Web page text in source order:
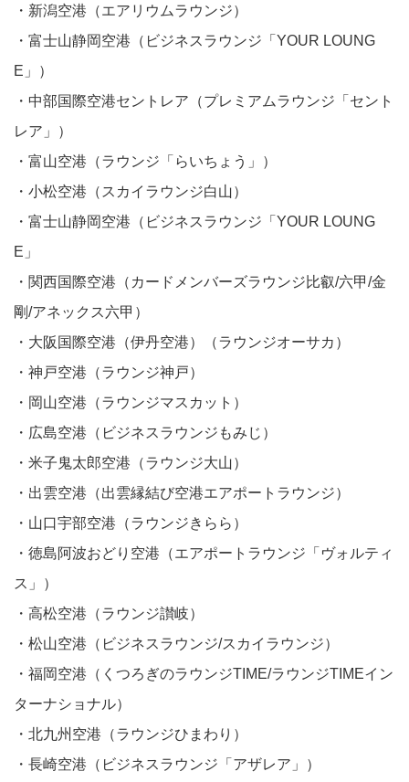
・新潟空港（エアリウムラウンジ）
・富士山静岡空港（ビジネスラウンジ「YOUR LOUNG
E」）
・中部国際空港セントレア（プレミアムラウンジ「セント
レア」）
・富山空港（ラウンジ「らいちょう」）
・小松空港（スカイラウンジ白山）
・富士山静岡空港（ビジネスラウンジ「YOUR LOUNG
E」
・関西国際空港（カードメンバーズラウンジ比叡/六甲/金
剛/アネックス六甲）
・大阪国際空港（伊丹空港）（ラウンジオーサカ）
・神戸空港（ラウンジ神戸）
・岡山空港（ラウンジマスカット）
・広島空港（ビジネスラウンジもみじ）
・米子鬼太郎空港（ラウンジ大山）
・出雲空港（出雲縁結び空港エアポートラウンジ）
・山口宇部空港（ラウンジきらら）
・徳島阿波おどり空港（エアポートラウンジ「ヴォルティ
ス」）
・高松空港（ラウンジ讃岐）
・松山空港（ビジネスラウンジ/スカイラウンジ）
・福岡空港（くつろぎのラウンジTIME/ラウンジTIMEイン
ターナショナル）
・北九州空港（ラウンジひまわり）
・長崎空港（ビジネスラウンジ「アザレア」）